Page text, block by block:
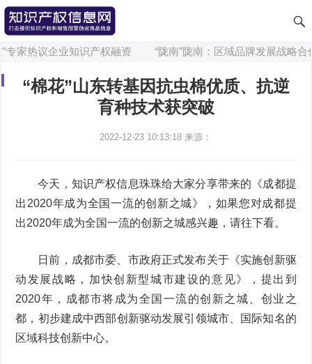
家热议企业知识产权融资 “陇南”陇南：区域品牌发展战略合
“棉花”山东转基因抗虫棉优质、抗逆
育种技术获突破
2022-12-23 10:13:18 来源：
今天，知识产权信息珠珠给大家分享带来的《成都提
出2020年成为全国一流的创新之城》，如果您对成都提
出2020年成为全国一流的创新之城感兴趣，请往下看。
日前，成都市委、市政府正式发布关于《实施创新驱
动发展战略，加快创新型城市建设的意见》，提出到
2020年，成都市将成为全国一流的创新之城、创业之
都，初步建成中西部创新驱动发展引领城市、国际知名的
区域科技创新中心。